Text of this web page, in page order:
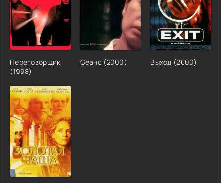
Переговорщик
(1998)
Сеанс (2000) Выход (2000)